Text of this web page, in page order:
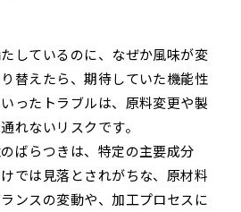
しているのに、なぜか風味が変
替えたら、期待していた機能性
いったトラブルは、原料変更や製
れないリスクです。
ばらつきは、特定の主要成分
けでは見落とされがちな、原材料
ンスの変動や、加工プロセスに